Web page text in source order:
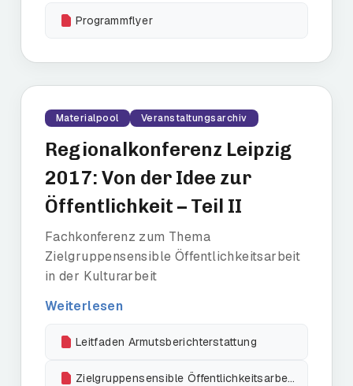
Programmflyer
Materialpool Veranstaltungsarchiv
Regionalkonferenz Leipzig
2017: Von der Idee zur
Öffentlichkeit – Teil II
Fachkonferenz zum Thema
Zielgruppensensible Öffentlichkeitsarbeit
in der Kulturarbeit
Weiterlesen
Leitfaden Armutsberichterstattung
Zielgruppensensible Öffentlichkeitsarbeit und Kampagnen Teil1